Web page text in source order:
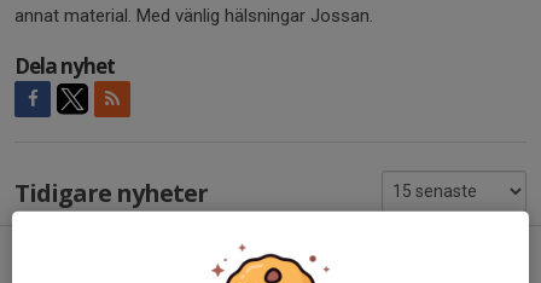
annat material. Med vänlig hälsningar Jossan.
Dela nyhet
Tidigare nyheter
Träningsstart 19 augusti
0